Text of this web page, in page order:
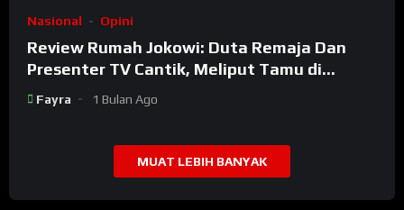
Nasional Opini
Review Rumah Jokowi: Duta Remaja Dan
Presenter TV Cantik, Meliput Tamu di
Rumah Jokowi
Fayra 1 Bulan Ago
MUAT LEBIH BANYAK